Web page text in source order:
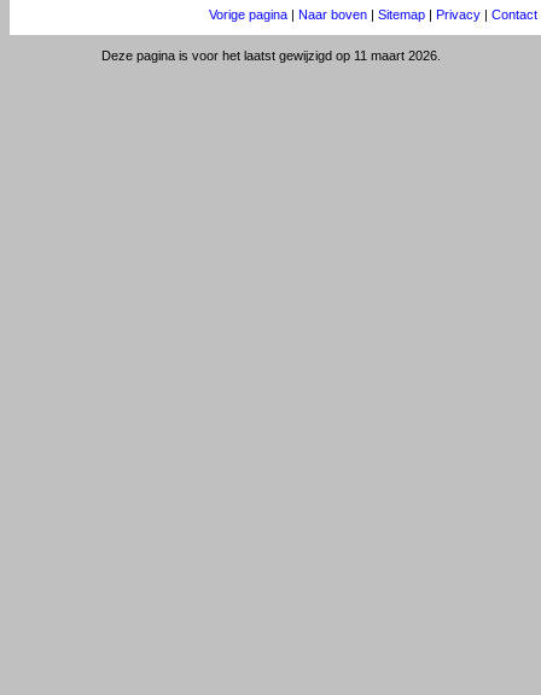
Vorige pagina | Naar boven | Sitemap | Privacy | Contact
Deze pagina is voor het laatst gewijzigd op 11 maart 2026.